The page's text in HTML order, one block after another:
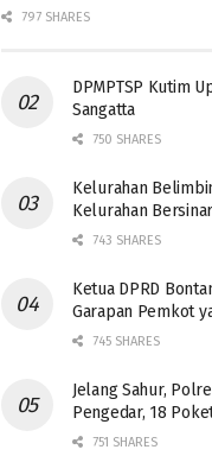
797 SHARES
DPMPTSP Kutim
Sangatta
750 SHARES
Kelurahan
Kelurahan
743 SHARES
Ketua DPRD
Garapan Pemkot
745 SHARES
Jelang Sahur,
Pengedar, 18
751 SHARES